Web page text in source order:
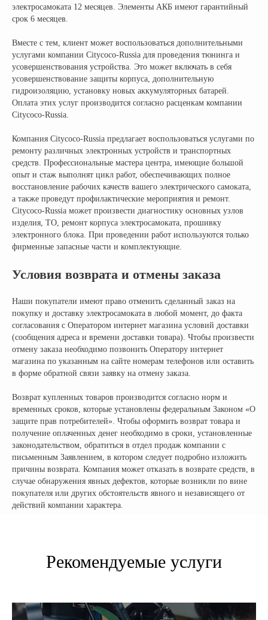
электросамоката 12 месяцев. Элементы АКБ имеют гарантийный
срок 6 месяцев.
Вместе с тем, клиент может воспользоваться дополнительными
услугами компании Citycoco-Russia для проведения тюнинга и
усовершенствования устройства. Это может включать в себя
усовершенствование защиты корпуса, дополнительную
гидроизоляцию, установку новых аккумуляторных батарей.
Оплата этих услуг производится согласно расценкам компании
Citycoco-Russia.
Компания Citycoco-Russia предлагает воспользоваться услугами по
ремонту различных электронных устройств и транспортных
средств. Профессиональные мастера центра, имеющие большой
опыт и стаж выполнят цикл работ, обеспечивающих полное
восстановление рабочих качеств вашего электрического самоката,
а также проведут профилактические мероприятия и ремонт.
Citycoco-Russia может произвести диагностику основных узлов
изделия, ТО, ремонт корпуса электросамоката, прошивку
электронного блока. При проведении работ используются только
фирменные запасные части и комплектующие.
Условия возврата и отмены заказа
Наши покупатели имеют право отменить сделанный заказ на
покупку и доставку электросамоката в любой момент, до факта
согласования с Оператором интернет магазина условий доставки
(сообщения адреса и времени доставки товара). Чтобы произвести
отмену заказа необходимо позвонить Оператору интернет
магазина по указанным на сайте номерам телефонов или оставить
в форме обратной связи заявку на отмену заказа.
Возврат купленных товаров производится согласно норм и
временных сроков, которые установлены федеральным Законом «О
защите прав потребителей». Чтобы оформить возврат товара и
получение оплаченных денег необходимо в сроки, установленные
законодательством, обратиться в отдел продаж компании с
письменным Заявлением, в котором следует подробно изложить
причины возврата. Компания может отказать в возврате средств, в
случае обнаружения явных дефектов, которые возникли по вине
покупателя или других обстоятельств явного и независящего от
действий компании характера.
Рекомендуемые услуги
© CityCoCo Russia Operating Company, LLC. 2019–2026
info@citycoco-russia.com
Московская область, г. Мытищи, ул. Ярмарочная с4Б.
Павильон Т 10-15
г. Москва, съезд 91-й км МКАД
г. Краснодар
Получить консультацию
НАШИ САЛОНЫ:
условиях не является публичной офертой, определяемой положениями Статьи 437(2)
Гражданского кодекса РФ.
ОГРН: 319505300005981
ИП Талипов М.Б.